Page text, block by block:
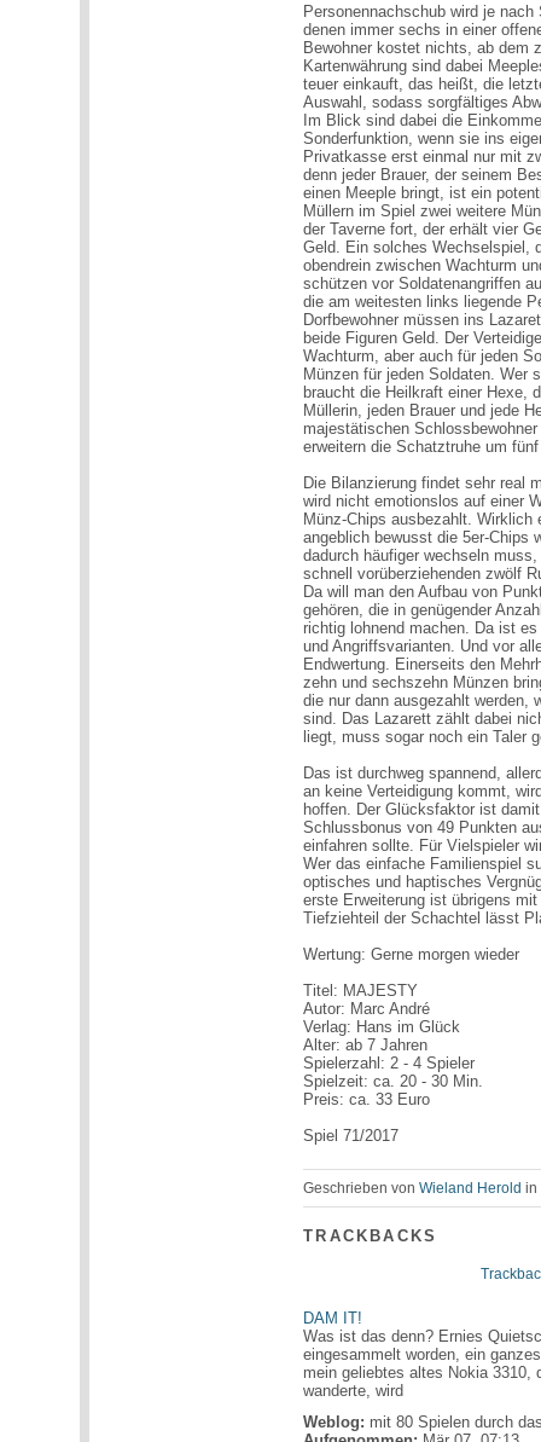
Personennachschub wird je
denen immer sechs in einer
Bewohner kostet nichts, ab dem
Kartenwährung sind dabei
teuer einkauft, das heißt, die
Auswahl, sodass sorgfältiges
Im Blick sind dabei die
Sonderfunktion, wenn sie ins
Privatkasse erst einmal nur mit
denn jeder Brauer, der seinem
einen Meeple bringt, ist ein
Müllern im Spiel zwei weitere
der Taverne fort, der erhält vier
Geld. Ein solches Wechselspiel,
obendrein zwischen Wachturm
schützen vor Soldatenangriffen
die am weitesten links liegende
Dorfbewohner müssen ins
beide Figuren Geld. Der
Wachturm, aber auch für jeden
Münzen für jeden Soldaten. Wer
braucht die Heilkraft einer Hexe,
Müllerin, jeden Brauer und jede
majestätischen
erweitern die Schatztruhe um
Die Bilanzierung findet sehr real
wird nicht emotionslos auf einer
Münz-Chips ausbezahlt. Wirklich
angeblich bewusst die 5er-Chips
dadurch häufiger wechseln
schnell vorüberziehenden zwölf
Da will man den Aufbau von
gehören, die in genügender
richtig lohnend machen. Da ist
und Angriffsvarianten. Und vor
Endwertung. Einerseits den
zehn und sechszehn Münzen
die nur dann ausgezahlt werden,
sind. Das Lazarett zählt dabei
liegt, muss sogar noch ein Taler
Das ist durchweg spannend,
an keine Verteidigung kommt,
hoffen. Der Glücksfaktor ist
Schlussbonus von 49 Punkten
einfahren sollte. Für Vielspieler
Wer das einfache Familienspiel
optisches und haptisches
erste Erweiterung ist übrigens
Tiefziehteil der Schachtel lässt
Wertung: Gerne morgen wieder
Titel: MAJESTY
Autor: Marc André
Verlag: Hans im Glück
Alter: ab 7 Jahren
Spielerzahl: 2 - 4 Spieler
Spielzeit: ca. 20 - 30 Min.
Preis: ca. 33 Euro
Spiel 71/2017
Geschrieben vonWieland Herold in
TRACKBACKS
DAM IT!
Was ist das denn? Ernies
eingesammelt worden, ein
mein geliebtes altes Nokia 3310,
wanderte, wird
Weblog: mit 80 Spielen durch